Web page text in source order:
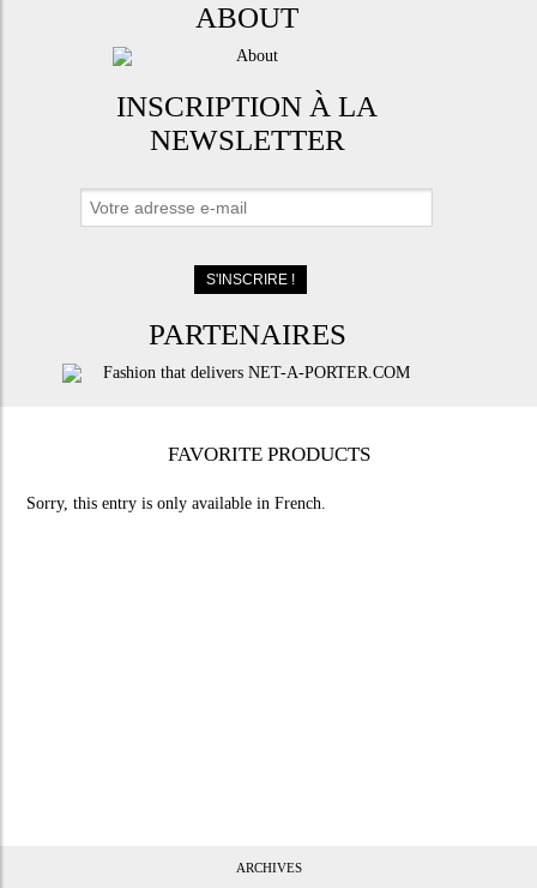
ABOUT
INSCRIPTION À LA
NEWSLETTER
PARTENAIRES
FAVORITE PRODUCTS
Sorry, this entry is only available inFrench.
ARCHIVES